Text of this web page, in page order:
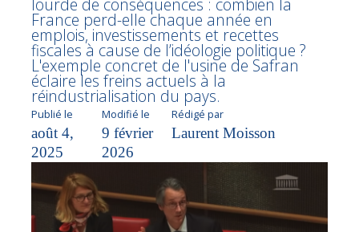
France perd-elle chaque année en
emplois, investissements et recettes
fiscales à cause de l’idéologie politique ?
L'exemple concret de l'usine de Safran
éclaire les freins actuels à la
réindustrialisation du pays.
Publié le
août 4,
2025
Modifié le
9 février
2026
Rédigé par
Laurent Moisson